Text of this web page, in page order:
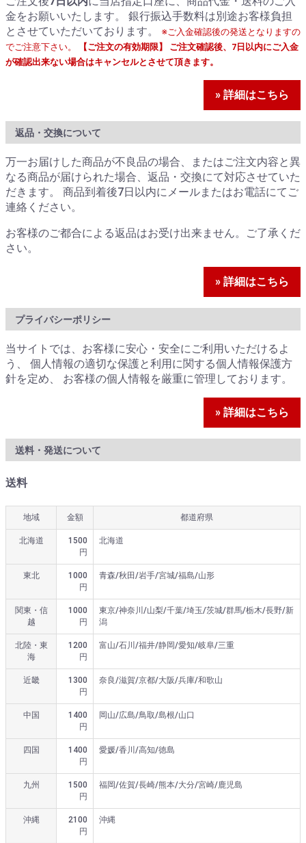
金をお願いいたします。 銀行振込手数料は別途お客様負担
とさせていただいております。
※ご入金確認後の発送となりますの
でご注意下さい。
【ご注文の有効期限】 ご注文確認後、7日以内にご入金
が確認出来ない場合はキャンセルとさせて頂きます。
» 詳細はこちら
返品・交換について
万一お届けした商品が不良品の場合、またはご注文内容と異
なる商品が届けられた場合、返品・交換にて対応させていた
だきます。 商品到着後7日以内にメールまたはお電話にてご
連絡ください。
お客様のご都合による返品はお受け出来ません。ご了承くだ
さい。
» 詳細はこちら
プライバシーポリシー
当サイトでは、お客様に安心・安全にご利用いただけるよ
う、 個人情報の適切な保護と利用に関する個人情報保護方
針を定め、 お客様の個人情報を厳重に管理しております。
» 詳細はこちら
送料・発送について
送料
地域 金額 都道府県
北海道
1500
円
北海道
東北
1000
円
青森/秋田/岩手/宮城/福島/山形
関東・信
越
1000
円
東京/神奈川/山梨/千葉/埼玉/茨城/群馬/栃木/長野/新
潟
北陸・東
海
1200
円
富山/石川/福井/静岡/愛知/岐阜/三重
近畿
1300
円
奈良/滋賀/京都/大阪/兵庫/和歌山
中国
1400
円
岡山/広島/鳥取/島根/山口
四国
1400
円
愛媛/香川/高知/徳島
九州
1500
円
福岡/佐賀/長崎/熊本/大分/宮崎/鹿児島
沖縄
2100
円
沖縄